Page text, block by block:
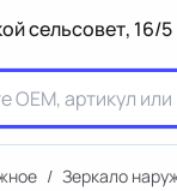
сельсовет, 16/5
/ Зеркало